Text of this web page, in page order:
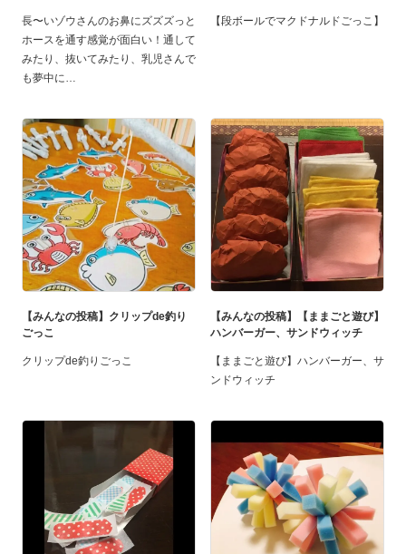
長〜いゾウさんのお鼻にズズズっと
ホースを通す感覚が面白い！通して
みたり、抜いてみたり、乳児さんで
も夢中に
【段ボールでマクドナルドごっこ】
【みんなの投稿】クリップde釣り
ごっこ
クリップde釣りごっこ
【みんなの投稿】【ままごと遊び】
ハンバーガー、サンドウィッチ
【ままごと遊び】ハンバーガー、サ
ンドウィッチ